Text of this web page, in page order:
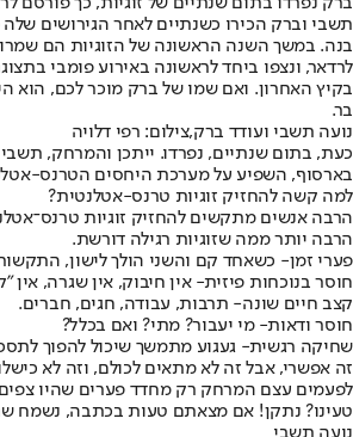
תשבי וברק הכירו כשנתיים לאחר הגירושים
בנה. במשך השנה הראשונה של הזוגיות הם
לרדאר, ונצפו ביחד לראשונה באירוע פומבי
בקיץ האחרון. ואם שמו של ברק מוכר לכם, הוא
בר.
נועה תשבי ועודד ברק,צילום: רפי דלויה
כעת, בתום שנתיים, נפרדו. ייתכן והמרחק,
בארסוף, השפיע על מערכת היחסים הטרנס-
למה קשה להחזיק זוגיות טרנס-אטלנטית?
הרבה אנשים מתקשים להחזיק זוגיות
הרבה יותר ממה שזוגיות רגילה דורשת.
פערי זמן- כשאחד קם והשני הולך לישון,
חוסר בנוכחות פיזית- אין חיבוק, אין שגרה, אין
קצב חיים שונה- תרבות, עבודה, חגים, חברים.
חוסר ודאות- מי יעבור? מתי? ואם בכלל?
שחיקה רגשית- געגוע מתמשך שיכול להפוך
זה אפשרי, אבל זה לא מתאים לכולם, וזה לא
לפעמים עצם המרחק רק מחדד פערים שהיו
טעינו? נתקן! אם מצאתם טעות בכתבה, נשמח
נועה תשבי